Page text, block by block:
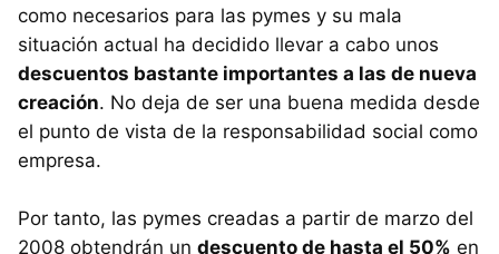
como necesarios para las pymes y su mala
situación actual ha decidido llevar a cabo unos
descuentos bastante importantes a las de nueva
creación. No deja de ser una buena medida desde
el punto de vista de la responsabilidad social como
empresa.
Por tanto, las pymes creadas a partir de marzo del
2008 obtendrán un descuento de hasta el 50% en